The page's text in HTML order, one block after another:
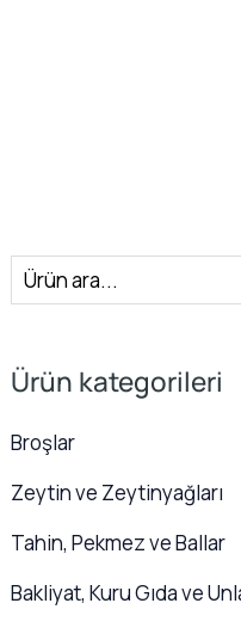
Ürün kategorileri
Broşlar
Zeytin ve Zeytinyağları
Tahin, Pekmez ve Ballar
Bakliyat, Kuru Gıda ve